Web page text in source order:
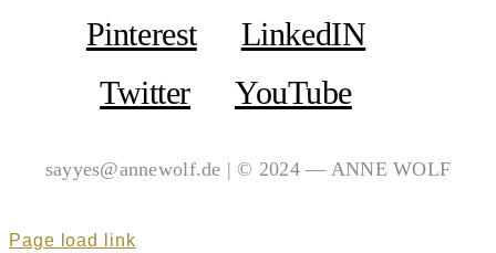
Pinterest
LinkedIN
Twitter
YouTube
sayyes@annewolf.de | © 2024 — ANNE WOLF
Page load link